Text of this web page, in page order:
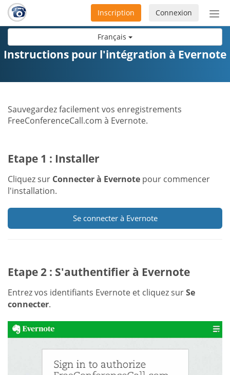
Français
ou
la
Connexion
Inscription
Instructions pour l'intégration à Evernote
Sauvegardez facilement vos enregistrements
FreeConferenceCall.com à Evernote.
Etape 1 : Installer
Cliquez sur Connecter à Evernote pour commencer
l'installation.
Se connecter à Evernote
Etape 2 : S'authentifier à Evernote
Entrez vos identifiants Evernote et cliquez surSe
connecter.